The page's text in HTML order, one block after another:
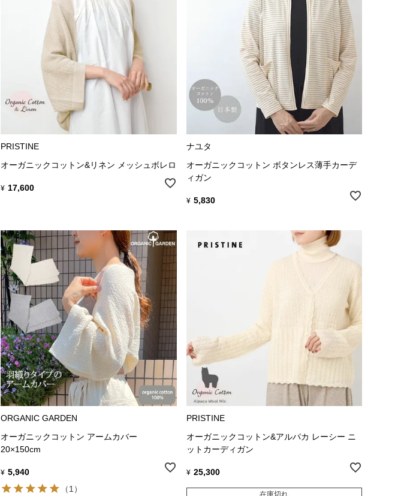
PRISTINE
オーガニックコットン&リネン メッシュボレロ
¥ 17,600
ナユタ
オーガニックコットン ボタンレス薄手カーデ
ィガン
¥ 5,830
ORGANIC GARDEN
オーガニックコットン アームカバー
20×150cm
¥ 5,940
（1）
PRISTINE
オーガニックコットン&アルパカ レーシー ニ
ットカーディガン
¥ 25,300